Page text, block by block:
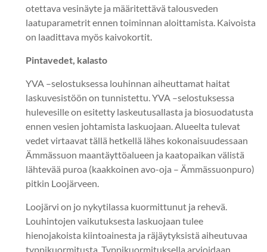
otettava vesinäyte ja määritettävä talousveden
laatuparametrit ennen toiminnan aloittamista. Kaivoista
on laadittava myös kaivokortit.
Pintavedet, kalasto
YVA –selostuksessa louhinnan aiheuttamat haitat
laskuvesistöön on tunnistettu. YVA –selostuksessa
hulevesille on esitetty laskeutusallasta ja biosuodatusta
ennen vesien johtamista laskuojaan. Alueelta tulevat
vedet virtaavat tällä hetkellä lähes kokonaisuudessaan
Ämmässuon maantäyttöalueen ja kaatopaikan välistä
lähtevää puroa (kaakkoinen avo-oja – Ämmässuonpuro)
pitkin Loojärveen.
Loojärvi on jo nykytilassa kuormittunut ja rehevä.
Louhintojen vaikutuksesta laskuojaan tulee
hienojakoista kiintoainesta ja räjäytyksistä aiheutuvaa
typpikuormitusta. Typpikuormituksella arvioidaan